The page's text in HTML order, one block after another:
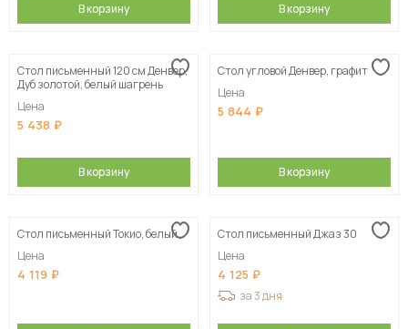
В корзину В корзину
Стол письменный 120 см Денвер,
Дуб золотой, белый шагрень
Цена
5 438
В корзину
Стол угловой Денвер, графит
Цена
5 844
В корзину
Стол письменный Токио, белый
Цена
4 119
Стол письменный Джаз 30
Цена
4 125
за 3 дня